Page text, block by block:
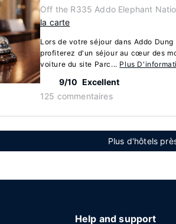
Off the R335 Addo Elephant
la carte
Lors de votre séjour dans Addo
profiterez d'un séjour au cœur des
voiture du site Parc... Plus
9/10 Excellent
125 commentaires
Plus d'hôtels
Help and support